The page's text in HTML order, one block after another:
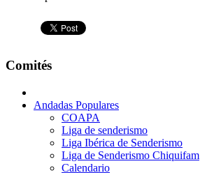
Comités
Andadas Populares
COAPA
Liga de senderismo
Liga Ibérica de Senderismo
Liga de Senderismo Chiquifam
Calendario